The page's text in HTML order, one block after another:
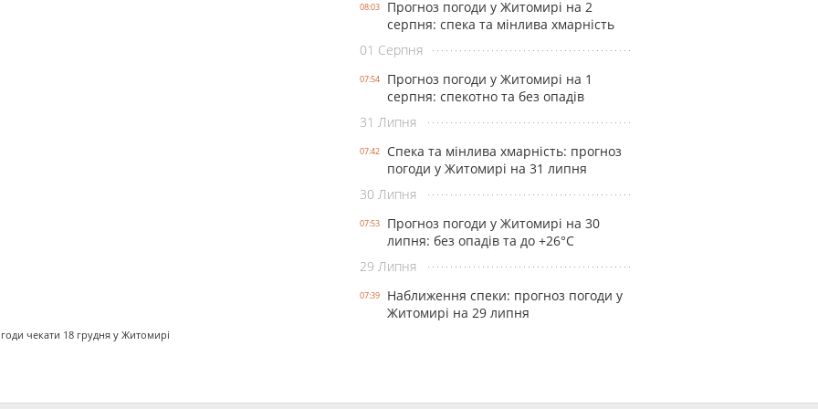
08:03
Прогноз погоди у Житомирі на 2
серпня: спека та мінлива хмарність
01 Серпня
07:54
Прогноз погоди у Житомирі на 1
серпня: спекотно та без опадів
31 Липня
07:42
Спека та мінлива хмарність: прогноз
погоди у Житомирі на 31 липня
30 Липня
07:53
Прогноз погоди у Житомирі на 30
липня: без опадів та до +26°С
29 Липня
07:39
Наближення спеки: прогноз погоди у
Житомирі на 29 липня
чекати 18 грудня у Житомирі